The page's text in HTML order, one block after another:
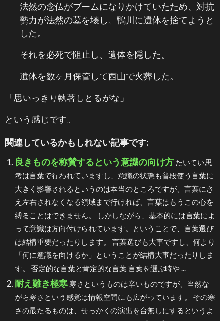
法然の念仏がブームになりかけていたため、対抗
勢力が法然の墓を壊し、鴨川に遺体を捨てようと
した。
それを必死で阻止し、遺体を隠した。
遺体を数ヶ月保管して西山で火葬した。
「思いっきり執著しとるがな」
という感じです。
関連しているかもしれない記事です:
良きものを称賛するという意識の向け方 たいてい思
考は言葉で行われていますし、意識の状態も普段使う言葉に
大きく影響されるというのは本当のところですが、言葉にさ
え左右されなくなる領域まで行ければ、言葉はもうこの心を
縛ることはできません。 しかしながら、基本的には言葉によ
って意識は方向付けられています。ということで、言葉選び
は結構重要だったりします。 言葉選びも大事ですし、何より
「何に意識を向けるか」ということが結構大事だったりしま
す。 否定的な言葉と肯定的な言葉 言葉を選ぶ時や ...
耐え難き極寒 寒さというものは辛いものですが、当然な
がら寒さという感覚は情報空間にも広がっています。 その寒
さの最たるものは、せっかくの演出を台無しにするというよ